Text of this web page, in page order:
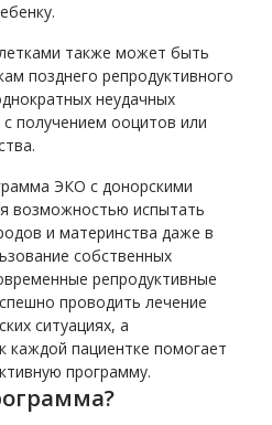
также может быть
позднего репродуктивного
неудачных
получением ооцитов или
ЭКО с донорскими
возможностью испытать
и материнства даже в
собственных
репродуктивные
проводить лечение
ситуациях, а
каждой пациентке помогает
программу.